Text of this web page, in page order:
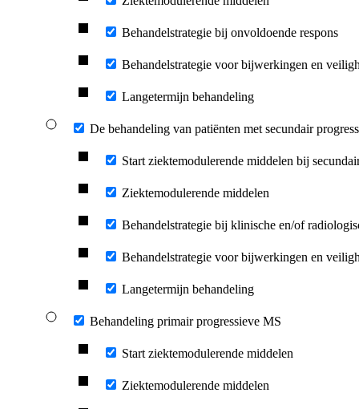
Behandelstrategie bij onvoldoende respons
Behandelstrategie voor bijwerkingen en
Langetermijn behandeling
De behandeling van patiënten met secundair
Start ziektemodulerende middelen bij
Ziektemodulerende middelen
Behandelstrategie bij klinische en/of
Behandelstrategie voor bijwerkingen en
Langetermijn behandeling
Behandeling primair progressieve MS
Start ziektemodulerende middelen
Ziektemodulerende middelen